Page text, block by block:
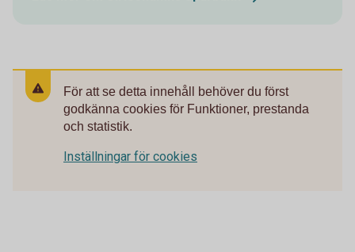
För att se detta innehåll behöver du först
godkänna cookies för Funktioner, prestanda
och statistik.
Inställningar för cookies